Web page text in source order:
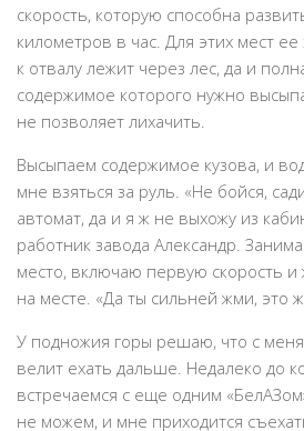
скорость, которую способна
километров в час. Для этих мест ее
к отвалу лежит через лес, да и
содержимое которого нужно
не позволяет лихачить.
Высыпаем содержимое кузова, и
мне взяться за руль. «Не бойся,
автомат, да и я ж не выхожу из
работник завода Александр.
место, включаю первую скорость и
на месте. «Да ты сильней жми, это
У подножия горы решаю, что с меня
велит ехать дальше. Недалеко до
встречаемся с еще одним
не можем, и мне приходится